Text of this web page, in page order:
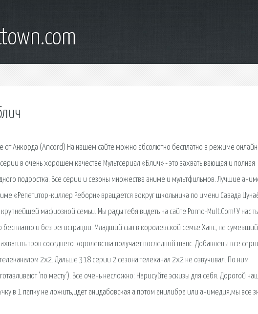
от Анкорда (Ancord) На нашем сайте можно абсолютно бесплатно в режиме онлайн
в очень хорошем качестве Мультсериал «Блич» - это захватывающая и полная
подростка. Все серии и сезоны множества аниме и мультфильмов. Лучшие
«Репетитор-киллер Реборн» вращается вокруг школьника по имени Савада
мафиозной семьи. Мы рады тебя видеть на сайте Porno-Mult.Com! У нас
и без регистрации. Младший сын в королевской семье Ханс, не
трон соседнего королевства получает последний шанс. Добавлены все
2x2. Дальше 318 серии 2 сезона телеканал 2x2 не озвучивал. По ним
'по месту'). Все очень несложно: Нарисуйте эскизы для себя. Дорогой
в 1 папку не ложить,идет анидабовская а потом анилибра или анимедия,мы все